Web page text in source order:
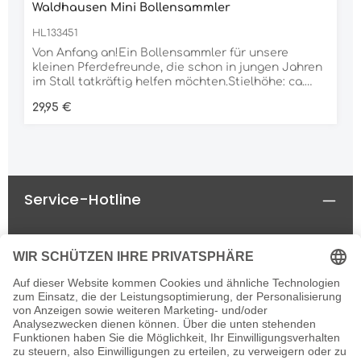
Waldhausen Mini Bollensammler
HL133451
Von Anfang an!Ein Bollensammler für unsere
kleinen Pferdefreunde, die schon in jungen Jahren
im Stall tatkräftig helfen möchten.Stielhöhe: ca.
Regulärer Preis:
29,95 €
Service-Hotline
Rechtliches
Informationen
Newsletter